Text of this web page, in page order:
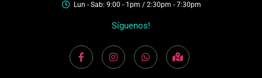
Lun - Sab: 9:00 - 1pm / 2:30pm - 7:30pm
Síguenos!